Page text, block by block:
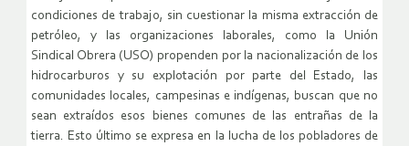
condiciones de trabajo, sin cuestionar la misma extracción de
petróleo, y las organizaciones laborales, como la Unión
Sindical Obrera (USO) propenden por la nacionalización de los
hidrocarburos y su explotación por parte del Estado, las
comunidades locales, campesinas e indígenas, buscan que no
sean extraídos esos bienes comunes de las entrañas de la
tierra. Esto último se expresa en la lucha de los pobladores de